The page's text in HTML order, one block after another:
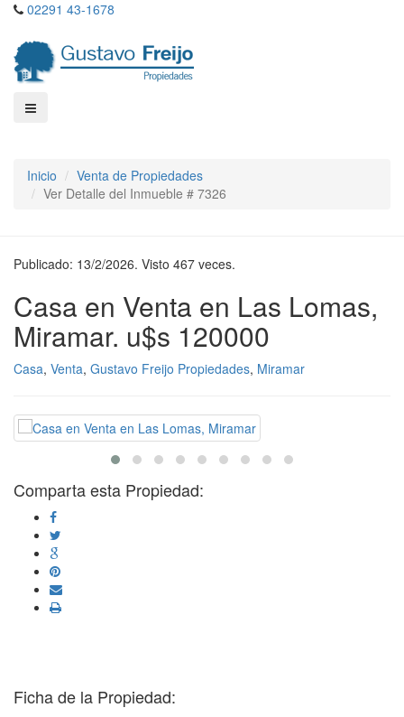
02291 43-1678
Inicio
Venta de Propiedades
Ver Detalle del Inmueble # 7326
Publicado: 13/2/2026. Visto 467 veces.
Casa en Venta en Las Lomas,
Miramar. u$s 120000
Casa, Venta, Gustavo Freijo Propiedades, Miramar
Comparta esta Propiedad:
Ficha de la Propiedad: